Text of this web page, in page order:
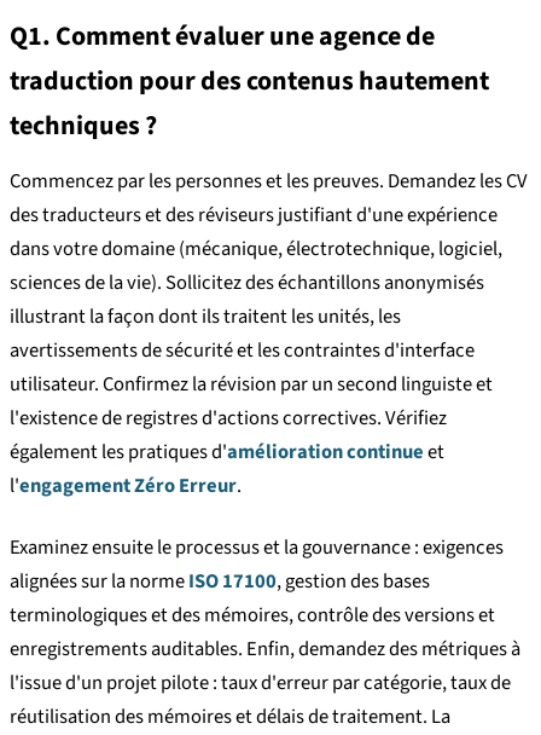
Q1. Comment évaluer une agence de
traduction pour des contenus hautement
techniques ?
Commencez par les personnes et les preuves. Demandez les CV
des traducteurs et des réviseurs justifiant d'une expérience
dans votre domaine (mécanique, électrotechnique, logiciel,
sciences de la vie). Sollicitez des échantillons anonymisés
illustrant la façon dont ils traitent les unités, les
avertissements de sécurité et les contraintes d'interface
utilisateur. Confirmez la révision par un second linguiste et
l'existence de registres d'actions correctives. Vérifiez
également les pratiques d'amélioration continueet
l'engagement Zéro Erreur.
Examinez ensuite le processus et la gouvernance : exigences
alignées sur la normeISO 17100, gestion des bases
terminologiques et des mémoires, contrôle des versions et
enregistrements auditables. Enfin, demandez des métriques à
l'issue d'un projet pilote : taux d'erreur par catégorie, taux de
réutilisation des mémoires et délais de traitement. La